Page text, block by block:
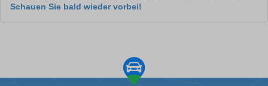
Schauen Sie bald wieder vorbei!